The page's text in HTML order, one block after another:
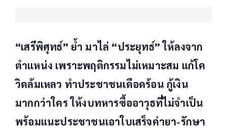
“เสรีพิศุทธ์” ย้ำ มาไล่ “ประยุทธ์” ให้ลงจาก
ตำแหน่ง เพราะพฤติกรรมไม่เหมาะสม แก้โค
วิดล้มเหลว ทำประชาชนเดือดร้อน กู้เงิน
มากกว่าใคร ให้งบทหารซื้ออาวุธที่ไม่จำเป็น
พร้อมแนะประชาชนเอาใบเสร็จค่ายา-รักษา